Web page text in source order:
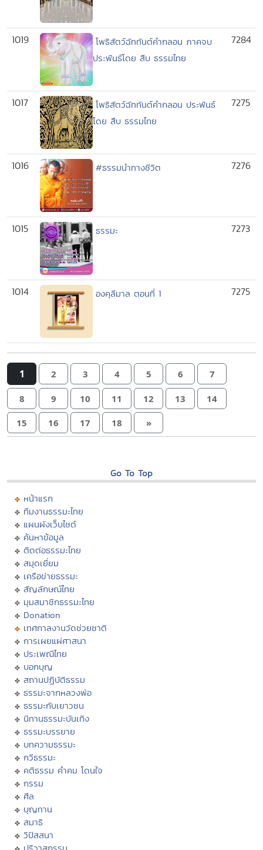
1019
โพธิสัตว์ฉัททันต์คำกลอน ภาคจบ
ประพันธ์โดย สืบ ธรรมไทย
7284
1017
โพธิสัตว์ฉัททันต์คำกลอน ประพันธ์
โดย สืบ ธรรมไทย
7275
1016 #ธรรมนำทางชีวิต 7276
1015 ธรรมะ 7273
1014 องคุลีมาล ตอนที่ 1 7275
1 2 3 4 5 6 7
8 9 10 11 12 13 14
15 16 17 18 »
Go To Top
หน้าแรก
ทีมงานธรรมะไทย
แผนผังเว็บไซต์
ค้นหาข้อมูล
ติดต่อธรรมะไทย
สมุดเยี่ยม
เครือข่ายธรรมะ
สัญลักษณ์ไทย
มุมสมาชิกธรรมะไทย
Donation
เทศกาลงานวัดช่วยชาติ
การเผยแผ่ศาสนา
ประเพณีไทย
บอกบุญ
สถานปฏิบัติธรรม
ธรรมะจากหลวงพ่อ
ธรรมะกับเยาวชน
นิทานธรรมะบันเทิง
ธรรมะบรรยาย
บทความธรรมะ
กวีธรรมะ
คติธรรม คำคม โดนใจ
กรรม
ศีล
บุญทาน
สมาธิ
วิปัสสนา